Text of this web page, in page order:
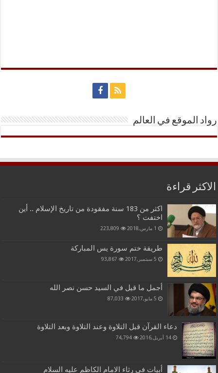
رواد الموقع في العالم
الاكثر قراءة
اكثر من 183 سنة مفقودة من تاريخ الإسلام .. أين
اختفت ؟
1 مارس,2018 223,809
طريقة ختم سورة يس المباركة
5 سبتمبر,2017 93,867
أجمل ما قيل في السيد حسن نصر الله
5 مايو,2017 87,033
دعاء القرآن قبل التلاوة وعند التلاوة وبعد التلاوة
14 أبريل,2016 74,794
أبيات في رثاء الامام الكاظم عليه السلام